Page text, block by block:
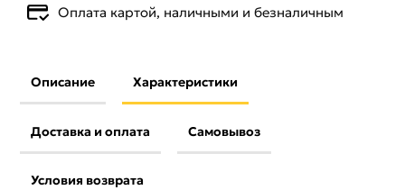
Оплата картой, наличными и безналичным
Описание Характеристики
Доставка и оплата Самовывоз
Условия возврата